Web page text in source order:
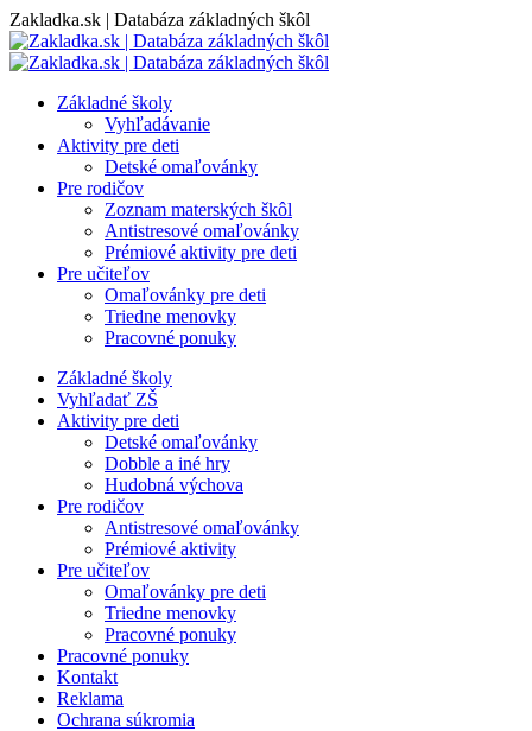
Skip
to
content
Zakladka.sk | Databáza základných škôl
Základné školy
Vyhľadávanie
Aktivity pre deti
Detské omaľovánky
Pre rodičov
Zoznam materských škôl
Antistresové omaľovánky
Prémiové aktivity pre deti
Pre učiteľov
Omaľovánky pre deti
Triedne menovky
Pracovné ponuky
Základné školy
Vyhľadať ZŠ
Aktivity pre deti
Detské omaľovánky
Dobble a iné hry
Hudobná výchova
Pre rodičov
Antistresové omaľovánky
Prémiové aktivity
Pre učiteľov
Omaľovánky pre deti
Triedne menovky
Pracovné ponuky
Pracovné ponuky
Kontakt
Reklama
Ochrana súkromia